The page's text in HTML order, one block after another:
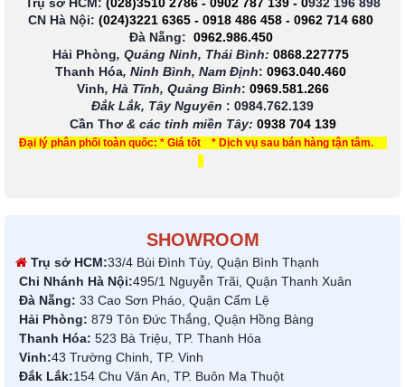
Trụ sở HCM: (028)3510 2786 - 0902 787 139- 0932 196 898
CN Hà Nội: (024)3221 6365 - 0918 486 458 - 0962 714 680
Đà Nẵng: 0962.986.450
Hải Phòng, Quảng Ninh, Thái Bình: 0868.227775
Thanh Hóa, Ninh Bình, Nam Định: 0963.040.460
Vinh, Hà Tĩnh, Quảng Bình: 0969.581.266
Đắk Lắk, Tây Nguyên : 0984.762.139
Cần Thơ & các tỉnh miền Tây: 0938 704 139
Đại lý phân phối toàn quốc: * Giá tốt * Dịch vụ sau bán hàng tận tâm.
SHOWROOM
Trụ sở HCM:33/4 Bùi Đình Túy, Quận Bình Thạnh
Chi Nhánh Hà Nội:495/1 Nguyễn Trãi, Quận Thanh Xuân
Đà Nẵng: 33 Cao Sơn Pháo, Quận Cẩm Lệ
Hải Phòng: 879 Tôn Đức Thắng, Quận Hồng Bàng
Thanh Hóa: 523 Bà Triệu, TP. Thanh Hóa
Vinh:43 Trường Chinh, TP. Vinh
Đắk Lắk:154 Chu Văn An, TP. Buôn Ma Thuột